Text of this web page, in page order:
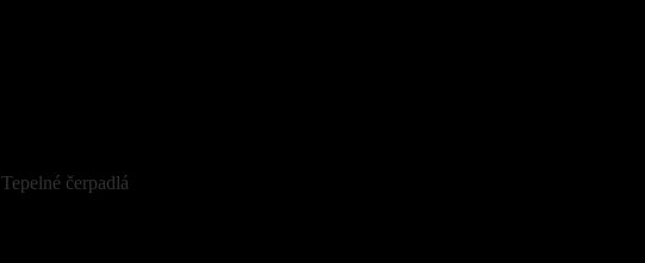
Tepelné čerpadlá